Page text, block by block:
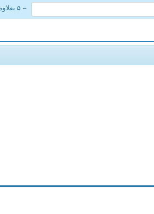
= ۵ بعلاوه ۳